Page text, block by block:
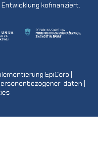
kofinanziert.
EpiCoro
daten